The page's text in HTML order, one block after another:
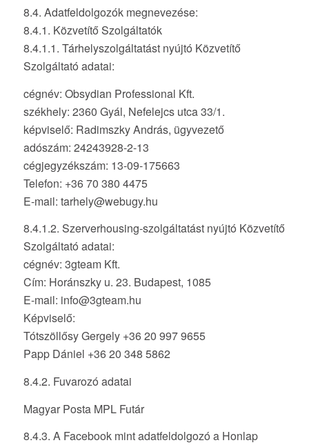
8.4. Adatfeldolgozók megnevezése:
8.4.1. Közvetítő Szolgáltatók
8.4.1.1. Tárhelyszolgáltatást nyújtó Közvetítő
Szolgáltató adatai:
cégnév: Obsydian Professional Kft.
székhely: 2360 Gyál, Nefelejcs utca 33/1.
képviselő: Radimszky András, ügyvezető
adószám: 24243928-2-13
cégjegyzékszám: 13-09-175663
Telefon: +36 70 380 4475
E-mail: tarhely@webugy.hu
8.4.1.2. Szerverhousing-szolgáltatást nyújtó Közvetítő
Szolgáltató adatai:
cégnév: 3gteam Kft.
Cím: Horánszky u. 23. Budapest, 1085
E-mail: info@3gteam.hu
Képviselő:
Tótszöllősy Gergely +36 20 997 9655
Papp Dániel +36 20 348 5862
8.4.2. Fuvarozó adatai
Magyar Posta MPL Futár
8.4.3. A Facebook mint adatfeldolgozó a Honlap